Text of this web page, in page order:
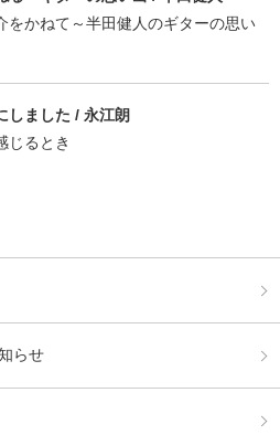
かねて～半田健人のギターの思い
しました / 永江朗
るとき
らせ